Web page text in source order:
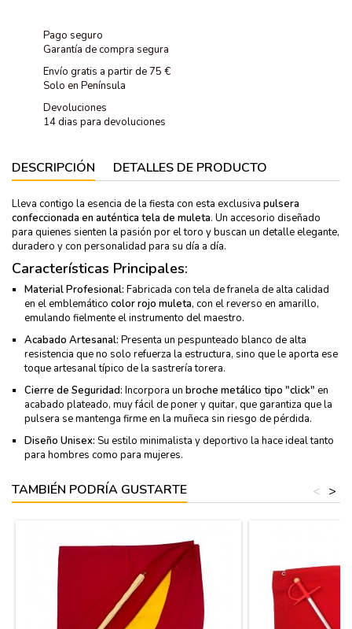
Pago seguro
Garantía de compra segura
Envío gratis a partir de 75 €
Solo en Península
Devoluciones
14 dias para devoluciones
DESCRIPCIÓN DETALLES DE PRODUCTO
Lleva contigo la esencia de la fiesta con esta exclusiva pulsera
confeccionada en auténtica tela de muleta. Un accesorio diseñado
para quienes sienten la pasión por el toro y buscan un detalle elegante,
duradero y con personalidad para su día a día.
Características Principales:
Material Profesional: Fabricada con tela de franela de alta calidad
en el emblemático color rojo muleta, con el reverso en amarillo,
emulando fielmente el instrumento del maestro.
Acabado Artesanal: Presenta un pespunteado blanco de alta
resistencia que no solo refuerza la estructura, sino que le aporta ese
toque artesanal típico de la sastrería torera.
Cierre de Seguridad: Incorpora un broche metálico tipo "click" en
acabado plateado, muy fácil de poner y quitar, que garantiza que la
pulsera se mantenga firme en la muñeca sin riesgo de pérdida.
Diseño Unisex: Su estilo minimalista y deportivo la hace ideal tanto
para hombres como para mujeres.
TAMBIÉN PODRÍA GUSTARTE >
<